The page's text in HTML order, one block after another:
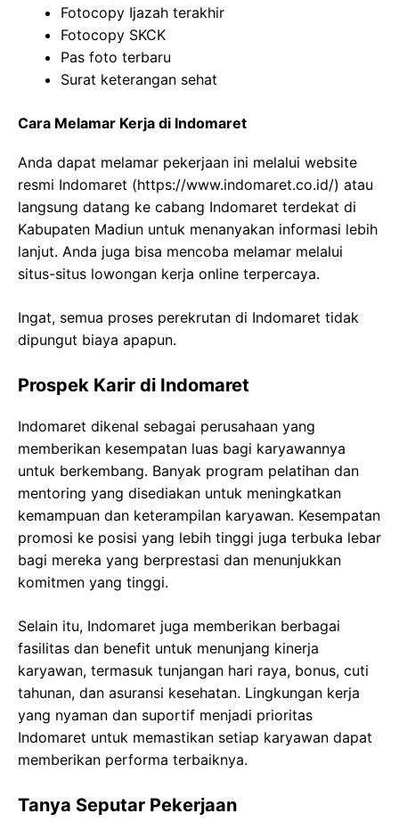
Fotocopy Ijazah terakhir
Fotocopy SKCK
Pas foto terbaru
Surat keterangan sehat
Cara Melamar Kerja di Indomaret
Anda dapat melamar pekerjaan ini melalui website
resmi Indomaret (https://www.indomaret.co.id/) atau
langsung datang ke cabang Indomaret terdekat di
Kabupaten Madiun untuk menanyakan informasi lebih
lanjut. Anda juga bisa mencoba melamar melalui
situs-situs lowongan kerja online terpercaya.
Ingat, semua proses perekrutan di Indomaret tidak
dipungut biaya apapun.
Prospek Karir di Indomaret
Indomaret dikenal sebagai perusahaan yang
memberikan kesempatan luas bagi karyawannya
untuk berkembang. Banyak program pelatihan dan
mentoring yang disediakan untuk meningkatkan
kemampuan dan keterampilan karyawan. Kesempatan
promosi ke posisi yang lebih tinggi juga terbuka lebar
bagi mereka yang berprestasi dan menunjukkan
komitmen yang tinggi.
Selain itu, Indomaret juga memberikan berbagai
fasilitas dan benefit untuk menunjang kinerja
karyawan, termasuk tunjangan hari raya, bonus, cuti
tahunan, dan asuransi kesehatan. Lingkungan kerja
yang nyaman dan suportif menjadi prioritas
Indomaret untuk memastikan setiap karyawan dapat
memberikan performa terbaiknya.
Tanya Seputar Pekerjaan